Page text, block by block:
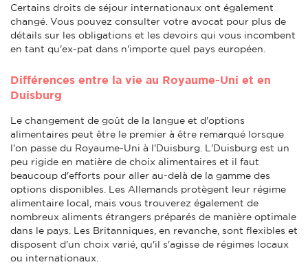
Certains droits de séjour internationaux ont également
changé. Vous pouvez consulter votre avocat pour plus de
détails sur les obligations et les devoirs qui vous incombent
en tant qu'ex-pat dans n'importe quel pays européen.
Différences entre la vie au Royaume-Uni et en
Duisburg
Le changement de goût de la langue et d'options
alimentaires peut être le premier à être remarqué lorsque
l'on passe du Royaume-Uni à l'Duisburg. L'Duisburg est un
peu rigide en matière de choix alimentaires et il faut
beaucoup d'efforts pour aller au-delà de la gamme des
options disponibles. Les Allemands protègent leur régime
alimentaire local, mais vous trouverez également de
nombreux aliments étrangers préparés de manière optimale
dans le pays. Les Britanniques, en revanche, sont flexibles et
disposent d'un choix varié, qu'il s'agisse de régimes locaux
ou internationaux.